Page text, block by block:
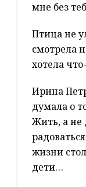
мне без
Птица не
смотрела
хотела
Ирина
думала о
Жить, а не
жизни
дети…